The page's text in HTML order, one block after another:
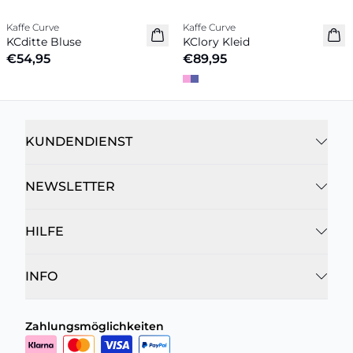
Neuheiten
Kaffe Curve
KCditte Bluse
€54,95
Neuheiten
Kaffe Curve
KClory Kleid
€89,95
KUNDENDIENST
NEWSLETTER
HILFE
INFO
Zahlungsmöglichkeiten